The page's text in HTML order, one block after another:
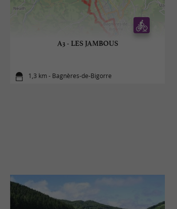
A3 - LES JAMBOUS
1,3 km - Bagnères-de-Bigorre